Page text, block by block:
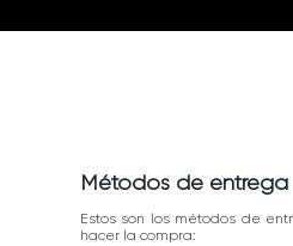
Métodos de entrega
Estos son los métodos de
hacer la compra: